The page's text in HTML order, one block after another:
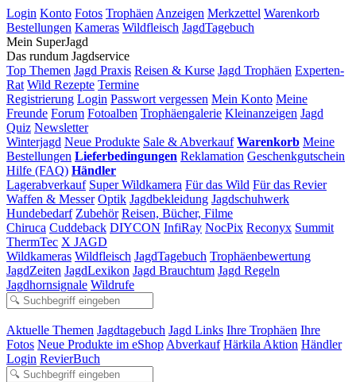
Login Konto Fotos Trophäen Anzeigen Merkzettel Warenkorb
Bestellungen Kameras Wildfleisch JagdTagebuch
Mein SuperJagd
Das rundum Jagdservice
Top Themen Jagd Praxis Reisen & Kurse Jagd Trophäen Experten-
Rat Wild Rezepte Termine
Registrierung Login Passwort vergessen Mein Konto Meine
Freunde Forum Fotoalben Trophäengalerie Kleinanzeigen Jagd
Quiz Newsletter
Winterjagd Neue Produkte Sale & Abverkauf Warenkorb Meine
Bestellungen Lieferbedingungen Reklamation Geschenkgutschein
Hilfe (FAQ) Händler
Lagerabverkauf Super Wildkamera Für das Wild Für das Revier
Waffen & Messer Optik Jagdbekleidung Jagdschuhwerk
Hundebedarf Zubehör Reisen, Bücher, Filme
Chiruca Cuddeback DIYCON InfiRay NocPix Reconyx Summit
ThermTec X JAGD
Wildkameras Wildfleisch JagdTagebuch Trophäenbewertung
JagdZeiten JagdLexikon Jagd Brauchtum Jagd Regeln
Jagdhornsignale Wildrufe
Aktuelle Themen Jagdtagebuch Jagd Links Ihre Trophäen Ihre
Fotos Neue Produkte im eShop Abverkauf Härkila Aktion Händler
Login RevierBuch